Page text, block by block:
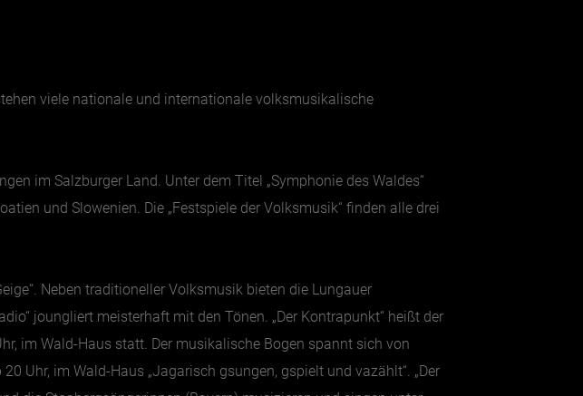
viele nationale und internationale volksmusikalische
im Salzburger Land. Unter dem Titel „Symphonie des Waldes“
und Slowenien. Die „Festspiele der Volksmusik“ finden alle drei
Neben traditioneller Volksmusik bieten die Lungauer
joungliert meisterhaft mit den Tönen. „Der Kontrapunkt“ heißt der
im Wald-Haus statt. Der musikalische Bogen spannt sich von
Uhr, im Wald-Haus „Jagarisch gsungen, gspielt und vazählt“. „Der